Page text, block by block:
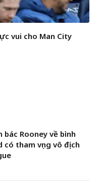
vui cho Man City
bác Rooney về bình
có tham vọng vô địch